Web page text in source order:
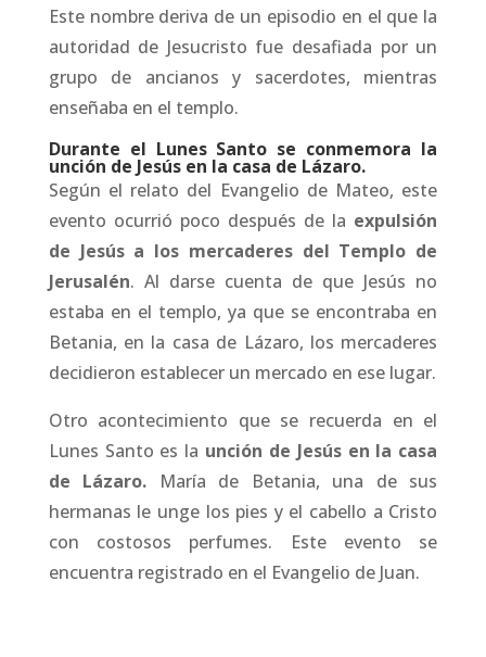
Este nombre deriva de un episodio en el que la
autoridad de Jesucristo fue desafiada por un
grupo de ancianos y sacerdotes, mientras
enseñaba en el templo.
Durante el Lunes Santo se conmemora la
unción de Jesús en la casa de Lázaro.
Según el relato del Evangelio de Mateo, este
evento ocurrió poco después de la expulsión
de Jesús a los mercaderes del Templo de
Jerusalén. Al darse cuenta de que Jesús no
estaba en el templo, ya que se encontraba en
Betania, en la casa de Lázaro, los mercaderes
decidieron establecer un mercado en ese lugar.
Otro acontecimiento que se recuerda en el
Lunes Santo es la unción de Jesús en la casa
de Lázaro.
María de Betania, una de sus
hermanas le unge los pies y el cabello a Cristo
con costosos perfumes. Este evento se
encuentra registrado en el Evangelio de Juan.